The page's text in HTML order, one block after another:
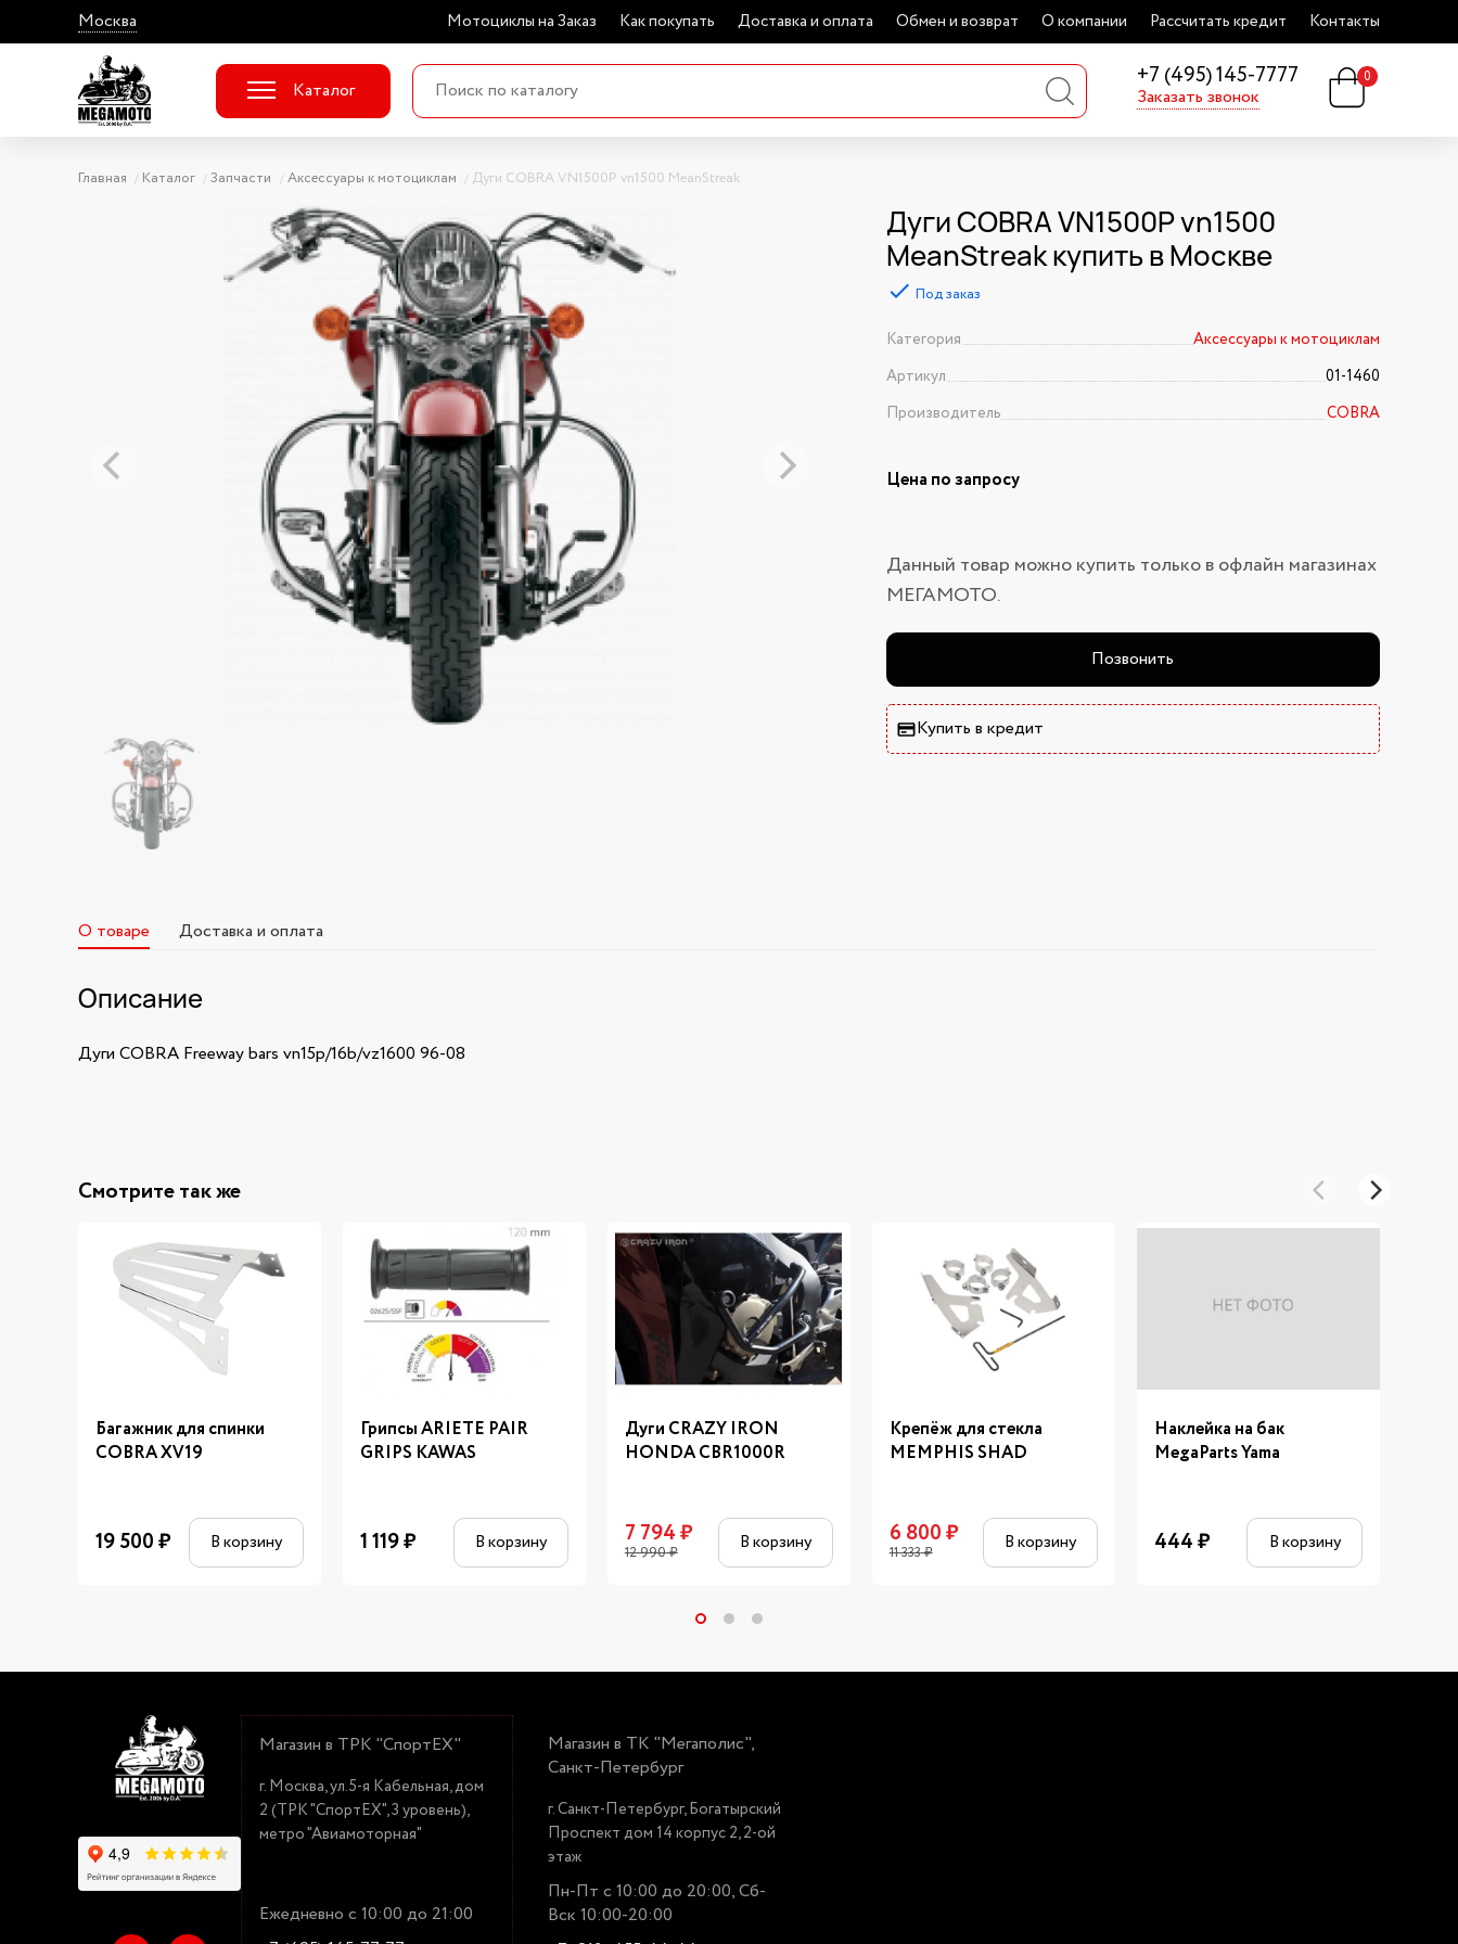
Москва Мотоциклы на Заказ Как покупать Доставка и оплата Обмен и возврат О компании Рассчитать кредит Контакты
+7 (495) 145-7777
Заказать звонок
Каталог
0
Главная Каталог Запчасти Аксессуары к мотоциклам Дуги COBRA VN1500P vn1500 MeanStreak
Дуги COBRA VN1500P vn1500
MeanStreak купить в Москве
Под заказ
Категория
Аксессуары к мотоциклам
Артикул
01-1460
Производитель
COBRA
Цена по запросу
Данный товар можно купить только в офлайн магазинах
МЕГАМОТО.
Позвонить
Купить в кредит
О товаре Доставка и оплата
Описание
Дуги COBRA Freeway bars vn15p/16b/vz1600 96-08
Смотрите так же
Багажник для спинки
COBRA XV19
19 500₽ В корзину
Грипсы ARIETE PAIR
GRIPS KAWAS
1 119₽ В корзину
Дуги CRAZY IRON
HONDA CBR1000R
7 794₽
12 990₽ В корзину
Крепёж для стекла
MEMPHIS SHAD
6 800₽
11 333₽ В корзину
Наклейка на бак
MegaParts Yama
444₽ В корзину
Магазин в ТРК "СпортЕХ"
г. Москва, ул.5-я Кабельная, дом
2 (ТРК "СпортЕХ", 3 уровень),
метро "Авиамоторная"
Ежедневно с 10:00 до 21:00
Магазин в ТК "Мегаполис",
Санкт-Петербург
г. Санкт-Петербург, Богатырский
Проспект дом 14 корпус 2, 2-ой
этаж
Пн-Пт с 10:00 до 20:00, Сб-
Вск 10:00-20:00